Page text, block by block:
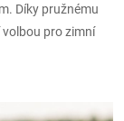
Díky pružnému
volbou pro zimní